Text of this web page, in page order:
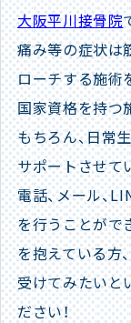
大阪平川接骨院
痛み等の症状は
ローチする施術
国家資格を持つ
もちろん、日常
サポートさせて
電話、メール、
を行うことがで
を抱えている方
受けてみたいと
ださい！